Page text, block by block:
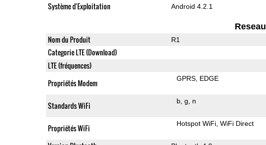
Système d'Exploitation Android 4.2.1
Reseau
Nom du Produit R1
Categorie LTE (Download)
LTE (fréquences)
Propriétés Modem GPRS EDGE
Standards WiFi b g n
Propriétés WiFi Hotspot WiFi WiFi Direct